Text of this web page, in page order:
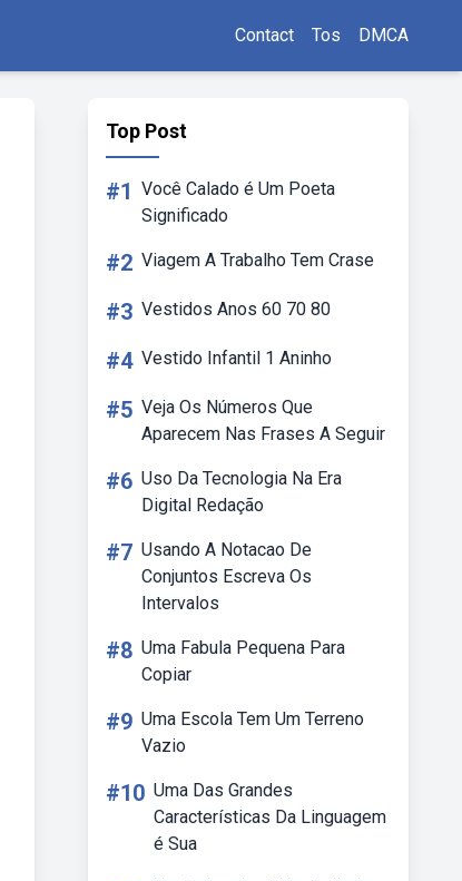
Contact Tos DMCA
Top Post
#1 Você Calado é Um Poeta
Significado
#2 Viagem A Trabalho Tem Crase
#3 Vestidos Anos 60 70 80
#4 Vestido Infantil 1 Aninho
#5 Veja Os Números Que
Aparecem Nas Frases A Seguir
#6 Uso Da Tecnologia Na Era
Digital Redação
#7 Usando A Notacao De
Conjuntos Escreva Os
Intervalos
#8 Uma Fabula Pequena Para
Copiar
#9 Uma Escola Tem Um Terreno
Vazio
#10 Uma Das Grandes
Características Da Linguagem
é Sua